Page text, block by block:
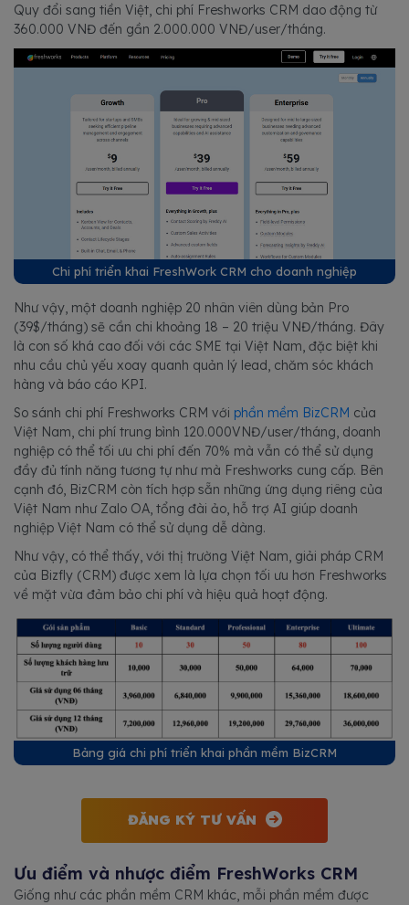
Quy đổi sang tiền Việt, chi phí Freshworks CRM dao động từ
360.000 VNĐ đến gần 2.000.000 VNĐ/user/tháng.
Chi phí triển khai FreshWork CRM cho doanh nghiệp
Như vậy, một doanh nghiệp 20 nhân viên dùng bản Pro
(39$/tháng) sẽ cần chi khoảng 18 – 20 triệu VNĐ/tháng. Đây
là con số khá cao đối với các SME tại Việt Nam, đặc biệt khi
nhu cầu chủ yếu xoay quanh quản lý lead, chăm sóc khách
hàng và báo cáo KPI.
So sánh chi phí Freshworks CRM với phần mềm BizCRM của
Việt Nam, chi phí trung bình 120.000VNĐ/user/tháng, doanh
nghiệp có thể tối ưu chi phí đến 70% mà vẫn có thể sử dụng
đầy đủ tính năng tương tự như mà Freshworks cung cấp. Bên
cạnh đó, BizCRM còn tích hợp sẵn những ứng dụng riêng của
Việt Nam như Zalo OA, tổng đài ảo, hỗ trợ AI giúp doanh
nghiệp Việt Nam có thể sử dụng dễ dàng.
Như vậy, có thể thấy, với thị trường Việt Nam, giải pháp CRM
của Bizfly (CRM) được xem là lựa chọn tối ưu hơn Freshworks
về mặt vừa đảm bảo chi phí và hiệu quả hoạt động.
Bảng giá chi phí triển khai phần mềm BizCRM
ĐĂNG KÝ TƯ VẤN
Ưu điểm và nhược điểm FreshWorks CRM
Giống như các phần mềm CRM khác, mỗi phần mềm được